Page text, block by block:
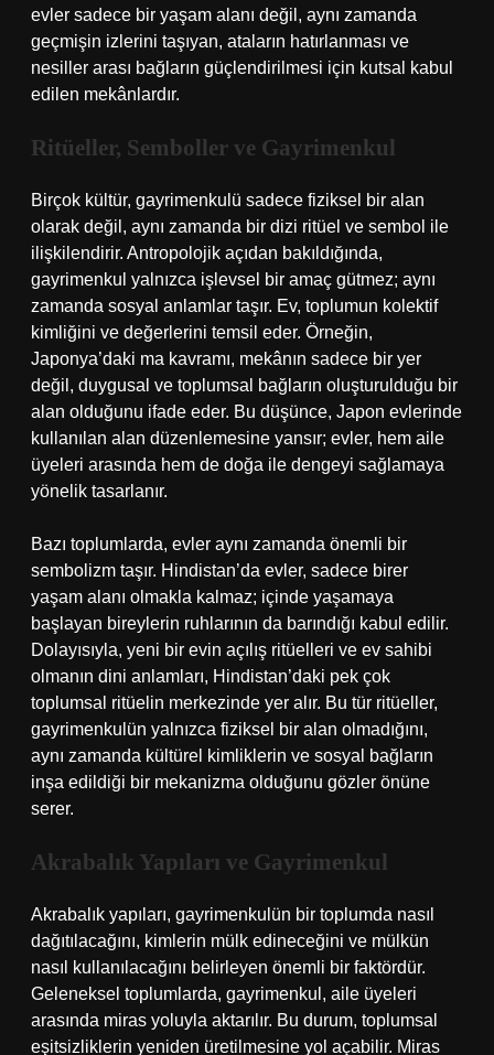
evler sadece bir yaşam alanı değil, aynı zamanda
geçmişin izlerini taşıyan, ataların hatırlanması ve
nesiller arası bağların güçlendirilmesi için kutsal kabul
edilen mekânlardır.
Ritüeller, Semboller ve Gayrimenkul
Birçok kültür, gayrimenkulü sadece fiziksel bir alan
olarak değil, aynı zamanda bir dizi ritüel ve sembol ile
ilişkilendirir. Antropolojik açıdan bakıldığında,
gayrimenkul yalnızca işlevsel bir amaç gütmez; aynı
zamanda sosyal anlamlar taşır. Ev, toplumun kolektif
kimliğini ve değerlerini temsil eder. Örneğin,
Japonya’daki ma kavramı, mekânın sadece bir yer
değil, duygusal ve toplumsal bağların oluşturulduğu bir
alan olduğunu ifade eder. Bu düşünce, Japon evlerinde
kullanılan alan düzenlemesine yansır; evler, hem aile
üyeleri arasında hem de doğa ile dengeyi sağlamaya
yönelik tasarlanır.
Bazı toplumlarda, evler aynı zamanda önemli bir
sembolizm taşır. Hindistan’da evler, sadece birer
yaşam alanı olmakla kalmaz; içinde yaşamaya
başlayan bireylerin ruhlarının da barındığı kabul edilir.
Dolayısıyla, yeni bir evin açılış ritüelleri ve ev sahibi
olmanın dini anlamları, Hindistan’daki pek çok
toplumsal ritüelin merkezinde yer alır. Bu tür ritüeller,
gayrimenkulün yalnızca fiziksel bir alan olmadığını,
aynı zamanda kültürel kimliklerin ve sosyal bağların
inşa edildiği bir mekanizma olduğunu gözler önüne
serer.
Akrabalık Yapıları ve Gayrimenkul
Akrabalık yapıları, gayrimenkulün bir toplumda nasıl
dağıtılacağını, kimlerin mülk edineceğini ve mülkün
nasıl kullanılacağını belirleyen önemli bir faktördür.
Geleneksel toplumlarda, gayrimenkul, aile üyeleri
arasında miras yoluyla aktarılır. Bu durum, toplumsal
eşitsizliklerin yeniden üretilmesine yol açabilir. Miras